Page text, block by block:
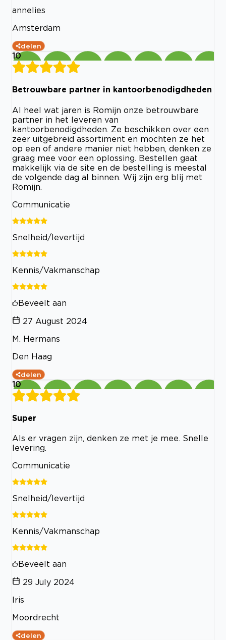
annelies
Amsterdam
delen
10
Betrouwbare partner in kantoorbenodigdheden
Al heel wat jaren is Romijn onze betrouwbare
partner in het leveren van
kantoorbenodigdheden. Ze beschikken over een
zeer uitgebreid assortiment en mochten ze het
op een of andere manier niet hebben, denken ze
graag mee voor een oplossing. Bestellen gaat
makkelijk via de site en de bestelling is meestal
de volgende dag al binnen. Wij zijn erg blij met
Romijn.
Communicatie
Snelheid/levertijd
Kennis/Vakmanschap
Beveelt aan
27 August 2024
M. Hermans
Den Haag
delen
10
Super
Als er vragen zijn, denken ze met je mee. Snelle
levering.
Communicatie
Snelheid/levertijd
Kennis/Vakmanschap
Beveelt aan
29 July 2024
Iris
Moordrecht
delen